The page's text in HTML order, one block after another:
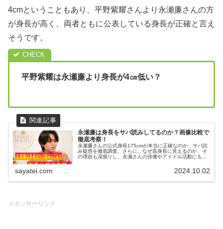
4cmということもあり、平野紫耀さんより永瀬廉さんの方
が身長が高く、両者ともに公表している身長が正確と言え
そうです。
平野紫耀は永瀬廉より身長が4㎝低い？
永瀬廉は身長をサバ読みしてるのか？画像比較で
徹底考察！
永瀬廉さんの公式身長175cmが本当に正確なのか、サバ読
み疑惑を徹底調査。さらに、なぜ高身長に見えるのか、そ
の理由も深掘りし、永瀬さんの俳優やアイドル活動にも触
sayatei.com 2024.10.02
スポンサーリンク